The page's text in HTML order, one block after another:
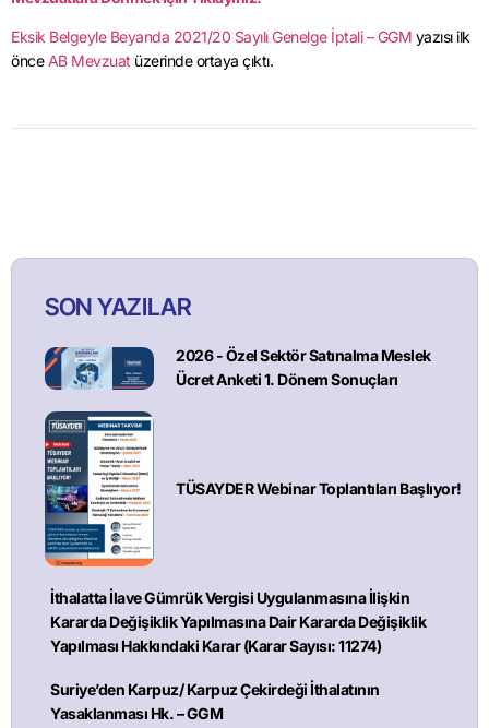
Eksik Belgeyle Beyanda 2021/20 Sayılı Genelge İptali – GGM yazısı ilk
önce AB Mevzuat üzerinde ortaya çıktı.
SON YAZILAR
2026 - Özel Sektör Satınalma Meslek
Ücret Anketi 1. Dönem Sonuçları
TÜSAYDER Webinar Toplantıları Başlıyor!
İthalatta İlave Gümrük Vergisi Uygulanmasına İlişkin
Kararda Değişiklik Yapılmasına Dair Kararda Değişiklik
Yapılması Hakkındaki Karar (Karar Sayısı: 11274)
Suriye’den Karpuz/ Karpuz Çekirdeği İthalatının
Yasaklanması Hk. – GGM